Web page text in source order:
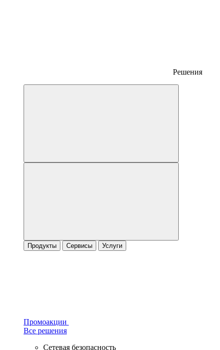
Решения
Продукты Сервисы Услуги
Промоакции
Все решения
Сетевая безопасность